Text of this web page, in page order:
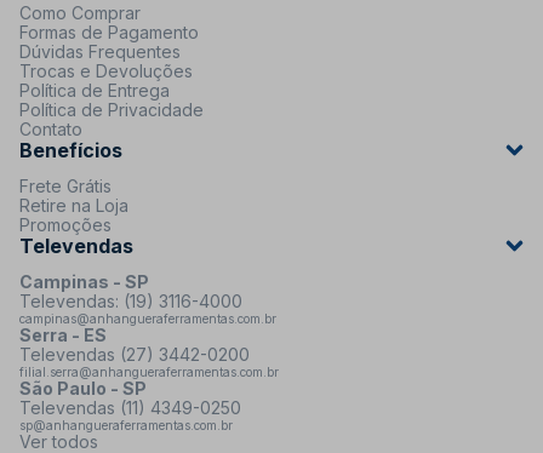
Como Comprar
Formas de Pagamento
Dúvidas Frequentes
Trocas e Devoluções
Política de Entrega
Política de Privacidade
Contato
Benefícios
Frete Grátis
Retire na Loja
Promoções
Televendas
Campinas - SP
Televendas: (19) 3116-4000
campinas@anhangueraferramentas.com.br
Serra - ES
Televendas (27) 3442-0200
filial.serra@anhangueraferramentas.com.br
São Paulo - SP
Televendas (11) 4349-0250
sp@anhangueraferramentas.com.br
Ver todos